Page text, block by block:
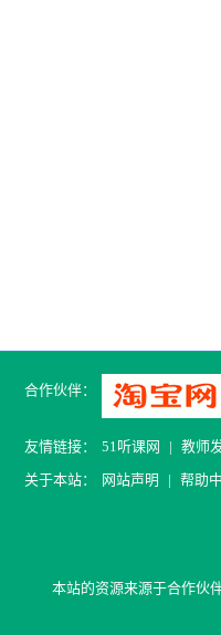
合作伙伴：
友情链接： 51听课网 | 教师
关于本站：
网站声明 | 帮助
本站的资源来源于合作伙